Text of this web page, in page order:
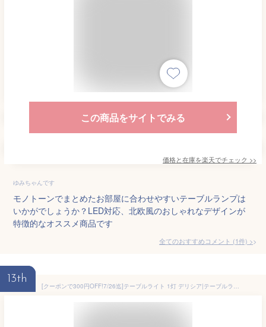
この商品をサイトでみる
価格と在庫を楽天でチェック >>
ゆみちゃんです
モノトーンでまとめたお部屋に合わせやすいテーブルランプは
いかがでしょうか？LED対応、北欧風のおしゃれなデザインが
特徴的なオススメ商品です
全てのおすすめコメント (1件) >
13th
[クーポンで300円OFF!7/26迄]テーブルライト 1灯 デリシア|テーブルランプ フロアライト 間接照明 寝室 おしゃれ 北欧 LED 照明器具 かわいい ベッドサイド 電気 ベッドルーム スタンドライト テーブルスタンド フロアスタンド 照明 アンティーク 授乳ライト ナイトライト